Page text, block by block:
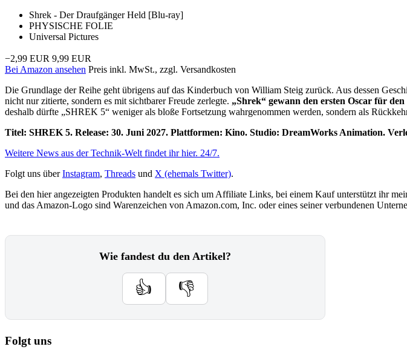
Shrek - Der Draufgänger Held [Blu-ray]
PHYSISCHE FOLIE
Universal Pictures
−2,99 EUR 9,99 EUR
Bei Amazon ansehen Preis inkl. MwSt., zzgl. Versandkosten
Die Grundlage der Reihe geht übrigens auf das Kinderbuch von William Steig zurück. Aus dessen
nicht nur zitierte, sondern es mit sichtbarer Freude zerlegte. „Shrek“ gewann den ersten Oscar für
deshalb dürfte „SHREK 5“ weniger als bloße Fortsetzung wahrgenommen werden, sondern als
Titel: SHREK 5. Release: 30. Juni 2027. Plattformen: Kino. Studio: DreamWorks Animation.
Weitere News aus der Technik-Welt findet ihr hier. 24/7.
Folgt uns überInstagram, Threads und X (ehemals Twitter).
Bei den hier angezeigten Produkten handelt es sich um Affiliate Links, bei einem Kauf unterstützt ihr
und das Amazon-Logo sind Warenzeichen von Amazon.com, Inc. oder eines seiner verbundenen
Wie fandest du den Artikel?
👍 👎
Folgt uns